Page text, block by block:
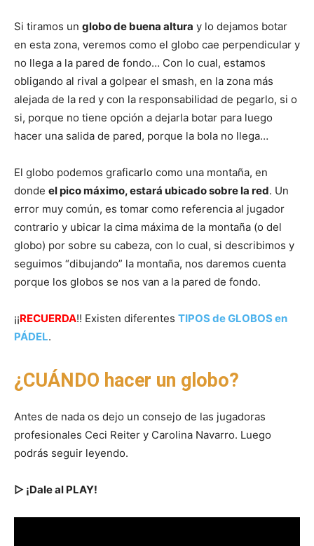
Si tiramos un globo de buena altura y lo dejamos botar
en esta zona, veremos como el globo cae perpendicular y
no llega a la pared de fondo… Con lo cual, estamos
obligando al rival a golpear el smash, en la zona más
alejada de la red y con la responsabilidad de pegarlo, si o
si, porque no tiene opción a dejarla botar para luego
hacer una salida de pared, porque la bola no llega…
El globo podemos graficarlo como una montaña, en
donde el pico máximo, estará ubicado sobre la red. Un
error muy común, es tomar como referencia al jugador
contrario y ubicar la cima máxima de la montaña (o del
globo) por sobre su cabeza, con lo cual, si describimos y
seguimos “dibujando” la montaña, nos daremos cuenta
porque los globos se nos van a la pared de fondo.
¡¡RECUERDA!! Existen diferentes TIPOS de GLOBOS en
PÁDEL.
¿CUÁNDO hacer un globo?
Antes de nada os dejo un consejo de las jugadoras
profesionales Ceci Reiter y Carolina Navarro. Luego
podrás seguir leyendo.
▷ ¡Dale al PLAY!